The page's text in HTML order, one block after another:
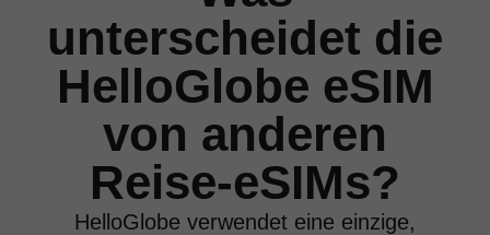
unterscheidet die
HelloGlobe eSIM
von anderen
Reise-eSIMs?
HelloGlobe verwendet eine einzige,